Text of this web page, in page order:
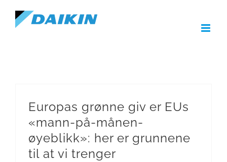
content
Europas grønne giv er EUs
«mann-på-månen-
øyeblikk»: her er grunnene
til at vi trenger